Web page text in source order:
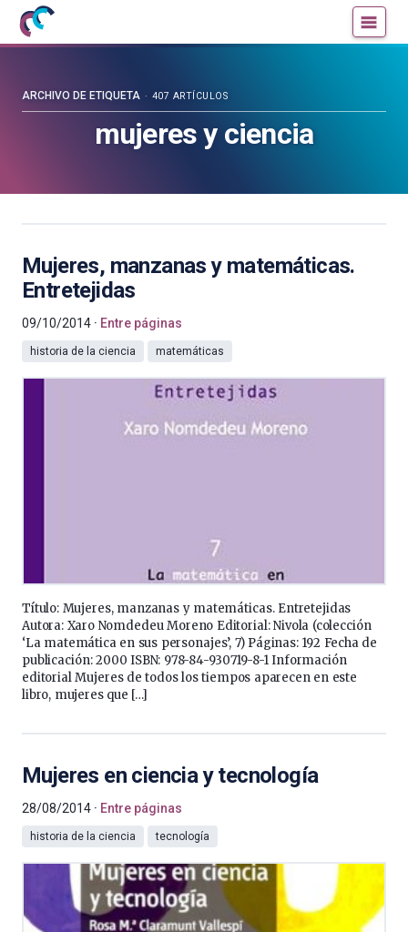
Mujeres
con
blog
mujeres y ciencia
ARCHIVO DE ETIQUETA 407 ARTÍCULOS
Mujeres, manzanas y matemáticas.
Entretejidas
09/10/2014 Entre páginas
historia de la ciencia matemáticas
Título: Mujeres, manzanas y matemáticas. Entretejidas
Autora: Xaro Nomdedeu Moreno Editorial: Nivola (colección
‘La matemática en sus personajes’, 7) Páginas: 192 Fecha de
publicación: 2000 ISBN: 978-84-930719-8-1 Información
editorial Mujeres de todos los tiempos aparecen en este
libro, mujeres que […]
Mujeres en ciencia y tecnología
28/08/2014 Entre páginas
historia de la ciencia tecnología